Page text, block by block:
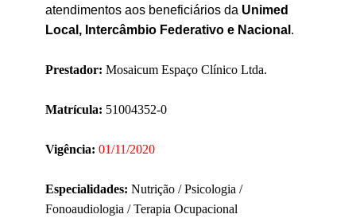
atendimentos aos beneficiários da Unimed
Local, Intercâmbio Federativo e Nacional .
Prestador: Mosaicum Espaço Clínico Ltda.
Matrícula: 51004352-0
Vigência: 01/11/2020
Especialidades: Nutrição / Psicologia /
Fonoaudiologia / Terapia Ocupacional